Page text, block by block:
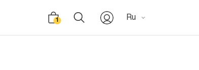
1 Ru